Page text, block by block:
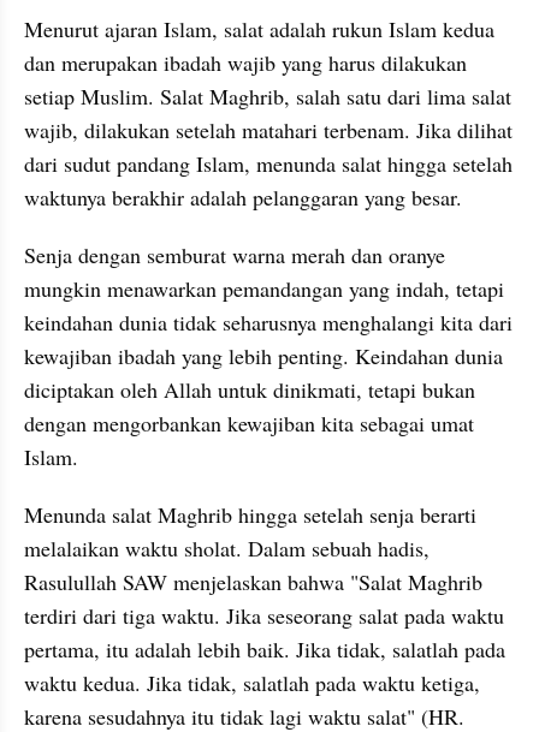
Menurut ajaran Islam, salat adalah rukun Islam kedua
dan merupakan ibadah wajib yang harus dilakukan
setiap Muslim. Salat Maghrib, salah satu dari lima salat
wajib, dilakukan setelah matahari terbenam. Jika dilihat
dari sudut pandang Islam, menunda salat hingga setelah
waktunya berakhir adalah pelanggaran yang besar.
Senja dengan semburat warna merah dan oranye
mungkin menawarkan pemandangan yang indah, tetapi
keindahan dunia tidak seharusnya menghalangi kita dari
kewajiban ibadah yang lebih penting. Keindahan dunia
diciptakan oleh Allah untuk dinikmati, tetapi bukan
dengan mengorbankan kewajiban kita sebagai umat
Islam.
Menunda salat Maghrib hingga setelah senja berarti
melalaikan waktu sholat. Dalam sebuah hadis,
Rasulullah SAW menjelaskan bahwa "Salat Maghrib
terdiri dari tiga waktu. Jika seseorang salat pada waktu
pertama, itu adalah lebih baik. Jika tidak, salatlah pada
waktu kedua. Jika tidak, salatlah pada waktu ketiga,
karena sesudahnya itu tidak lagi waktu salat" (HR.